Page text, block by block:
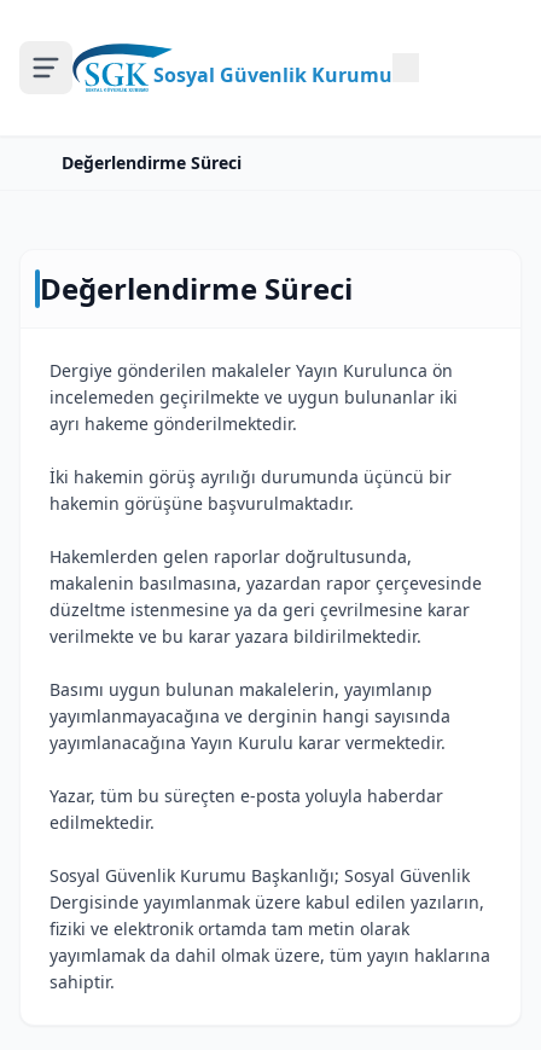
Sosyal Güvenlik Kurumu
Değerlendirme Süreci
Değerlendirme Süreci
Dergiye gönderilen makaleler Yayın Kurulunca ön
incelemeden geçirilmekte ve uygun bulunanlar iki
ayrı hakeme gönderilmektedir.
İki hakemin görüş ayrılığı durumunda üçüncü bir
hakemin görüşüne başvurulmaktadır.
Hakemlerden gelen raporlar doğrultusunda,
makalenin basılmasına, yazardan rapor çerçevesinde
düzeltme istenmesine ya da geri çevrilmesine karar
verilmekte ve bu karar yazara bildirilmektedir.
Basımı uygun bulunan makalelerin, yayımlanıp
yayımlanmayacağına ve derginin hangi sayısında
yayımlanacağına Yayın Kurulu karar vermektedir.
Yazar, tüm bu süreçten e-posta yoluyla haberdar
edilmektedir.
Sosyal Güvenlik Kurumu Başkanlığı; Sosyal Güvenlik
Dergisinde yayımlanmak üzere kabul edilen yazıların,
fiziki ve elektronik ortamda tam metin olarak
yayımlamak da dahil olmak üzere, tüm yayın haklarına
sahiptir.